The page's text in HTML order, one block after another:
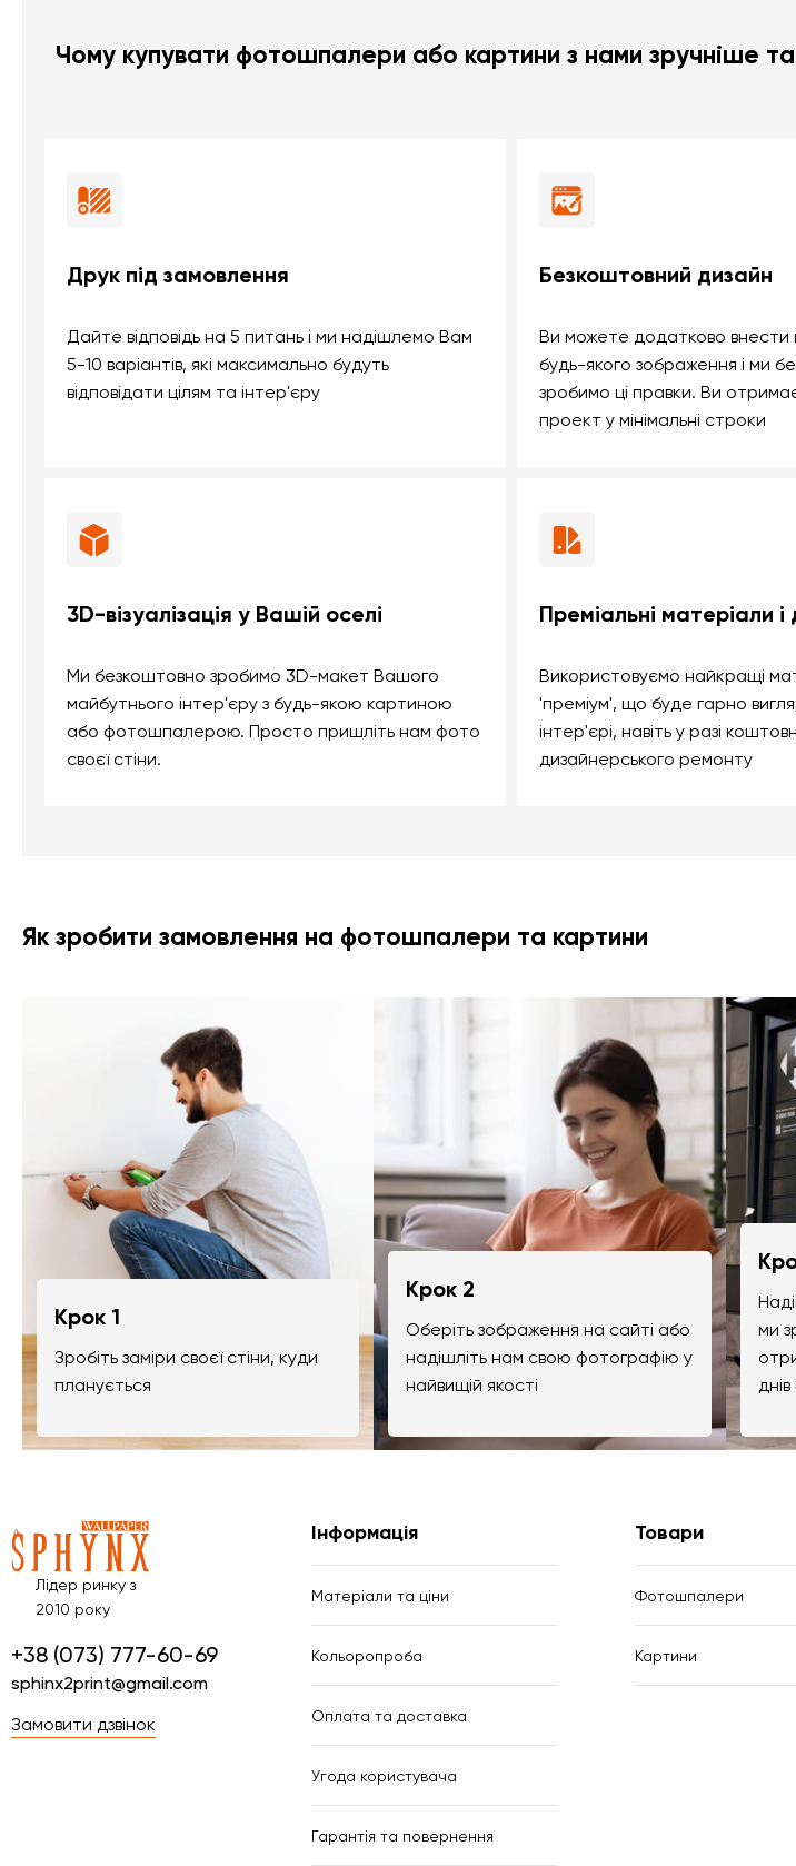
Чому купувати фотошпалери або картини з нами зручніше та
Друк під замовлення
Дайте відповідь на 5 питань і ми надішлемо Вам
5-10 варіантів, які максимально будуть
відповідати цілям та інтер'єру
Безкоштовний дизайн
Ви можете додатково внести
будь-якого зображення і ми
зробимо ці правки. Ви
проект у мінімальні строки
3D-візуалізація у Вашій оселі
Ми безкоштовно зробимо 3D-макет Вашого
майбутнього інтер'єру з будь-якою картиною
або фотошпалерою. Просто пришліть нам фото
своєї стіни.
Преміальні матеріали і
Використовуємо найкращі
'преміум', що буде гарно
інтер'єрі, навіть у разі
дизайнерського ремонту
Як зробити замовлення на фотошпалери та картини
Крок 1
Зробіть заміри своєї стіни, куди
планується
Крок 2
Оберіть зображення на сайті або
надішліть нам свою фотографію у
найвищій якості
ми
Лідер ринку з
2010 року
+38 (073) 777-60-69
sphinx2print@gmail.com
Замовити дзвінок
Інформація
Матеріали та ціни
Кольоропроба
Оплата та доставка
Угода користувача
Гарантія та повернення
Товари
Фотошпалери
Картини